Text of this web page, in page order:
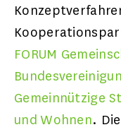
FORUM
Gemeinnützige
und Wohnen.